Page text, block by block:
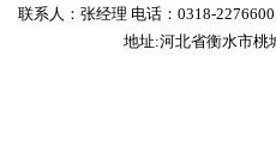
联系人：张经理 电话：0318-
地址:河北省衡水市桃